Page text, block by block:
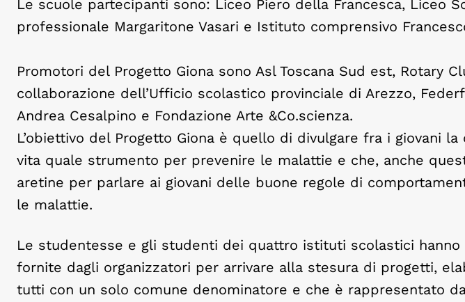
Le scuole partecipanti sono: Liceo Piero della Francesca, Liceo
professionale Margaritone Vasari e Istituto comprensivo
Promotori del Progetto Giona sono Asl Toscana Sud est, Rotary
collaborazione dell’Ufficio scolastico provinciale di Arezzo,
Andrea Cesalpino e Fondazione Arte &Co.scienza.
L’obiettivo del Progetto Giona è quello di divulgare fra i giovani
vita quale strumento per prevenire le malattie e che, anche
aretine per parlare ai giovani delle buone regole di
le malattie.
Le studentesse e gli studenti dei quattro istituti scolastici hanno
fornite dagli organizzatori per arrivare alla stesura di progetti,
tutti con un solo comune denominatore e che è rappresentato